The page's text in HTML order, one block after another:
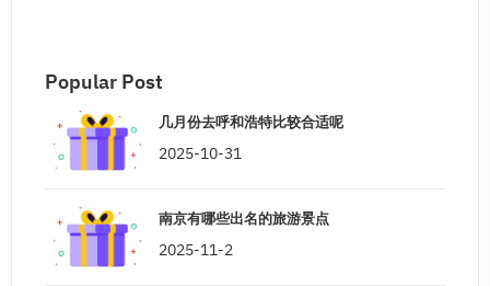
Popular Post
几月份去呼和浩特比较合适呢
2025-10-31
南京有哪些出名的旅游景点
2025-11-2